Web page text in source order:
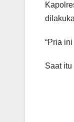
“Pria
Saat